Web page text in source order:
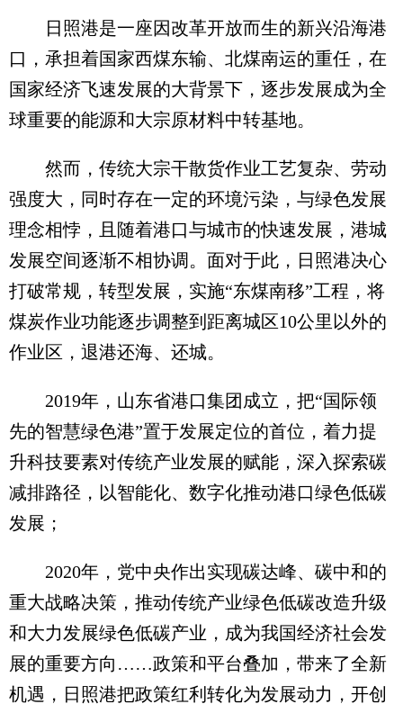
日照港是一座因改革开放而生的新兴沿海港
口，承担着国家西煤东输、北煤南运的重任，在
国家经济飞速发展的大背景下，逐步发展成为全
球重要的能源和大宗原材料中转基地。
然而，传统大宗干散货作业工艺复杂、劳动
强度大，同时存在一定的环境污染，与绿色发展
理念相悖，且随着港口与城市的快速发展，港城
发展空间逐渐不相协调。面对于此，日照港决心
打破常规，转型发展，实施“东煤南移”工程，将
煤炭作业功能逐步调整到距离城区10公里以外的
作业区，退港还海、还城。
2019年，山东省港口集团成立，把“国际领
先的智慧绿色港”置于发展定位的首位，着力提
升科技要素对传统产业发展的赋能，深入探索碳
减排路径，以智能化、数字化推动港口绿色低碳
发展；
2020年，党中央作出实现碳达峰、碳中和的
重大战略决策，推动传统产业绿色低碳改造升级
和大力发展绿色低碳产业，成为我国经济社会发
展的重要方向……政策和平台叠加，带来了全新
机遇，日照港把政策红利转化为发展动力，开创